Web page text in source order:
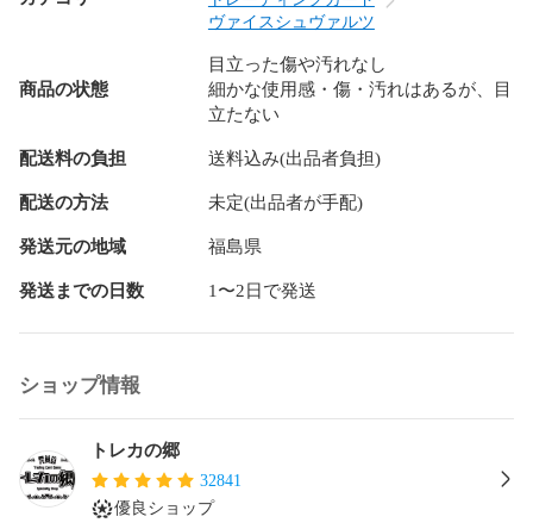
ヴァイスシュヴァルツ
商品の状態
目立った傷や汚れなし
細かな使用感・傷・汚れはあるが、目
立たない
配送料の負担 送料込み(出品者負担)
配送の方法 未定(出品者が手配)
発送元の地域 福島県
発送までの日数 1〜2日で発送
ショップ情報
トレカの郷
32841
優良ショップ